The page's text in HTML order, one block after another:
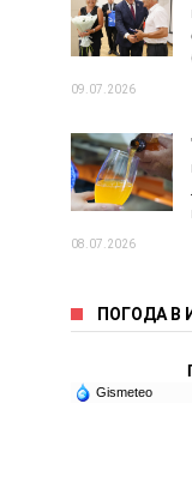
09.07.2026
08.07.2026
ПОГОДА В
Gismeteo